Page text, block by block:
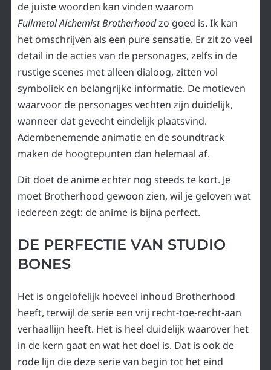
de juiste woorden kan vinden waarom
Fullmetal Alchemist Brotherhoodzo goed is. Ik kan
het omschrijven als een pure sensatie. Er zit zo veel
detail in de acties van de personages, zelfs in de
rustige scenes met alleen dialoog, zitten vol
symboliek en belangrijke informatie. De motieven
waarvoor de personages vechten zijn duidelijk,
wanneer dat gevecht eindelijk plaatsvind.
Adembenemende animatie en de soundtrack
maken de hoogtepunten dan helemaal af.
Dit doet de anime echter nog steeds te kort. Je
moet Brotherhood gewoon zien, wil je geloven wat
iedereen zegt: de anime is bijna perfect.
DE PERFECTIE VAN STUDIO
BONES
Het is ongelofelijk hoeveel inhoud Brotherhood
heeft, terwijl de serie een vrij recht-toe-recht-aan
verhaallijn heeft. Het is heel duidelijk waarover het
in de kern gaat en wat het doel is. Dat is ook de
rode lijn die deze serie van begin tot het eind